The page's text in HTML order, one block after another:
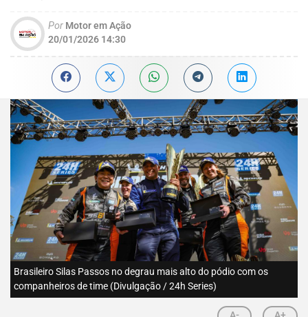
Por Motor em Ação
20/01/2026 14:30
Brasileiro Silas Passos no degrau mais alto do pódio com os
companheiros de time (Divulgação / 24h Series)